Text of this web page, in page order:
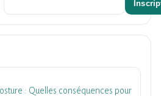
: Quelles conséquences pour